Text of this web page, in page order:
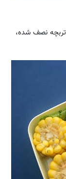
تربچه نصف شده،